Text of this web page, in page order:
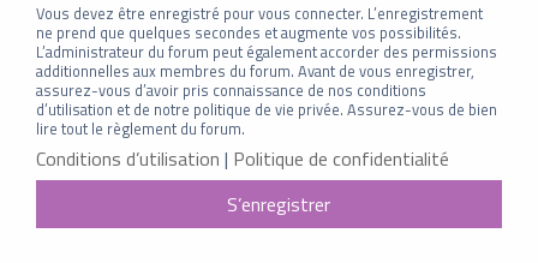
Vous devez être enregistré pour vous connecter. L’enregistrement
ne prend que quelques secondes et augmente vos possibilités.
L’administrateur du forum peut également accorder des permissions
additionnelles aux membres du forum. Avant de vous enregistrer,
assurez-vous d’avoir pris connaissance de nos conditions
d’utilisation et de notre politique de vie privée. Assurez-vous de bien
lire tout le règlement du forum.
Conditions d’utilisation | Politique de confidentialité
S’enregistrer